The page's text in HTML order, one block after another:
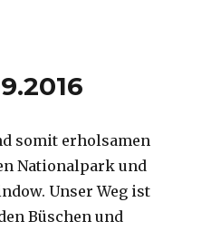
somit erholsamen
Nationalpark und
Unser Weg ist
Büschen und